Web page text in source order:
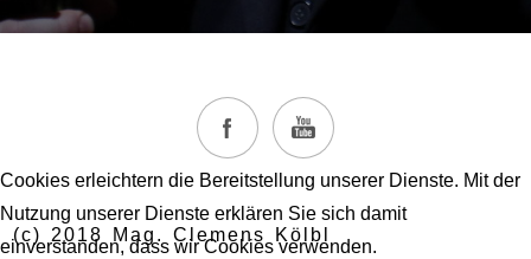
(c) 2018 Mag. Clemens Kölbl
Cookies erleichtern die Bereitstellung unserer Dienste. Mit der
Nutzung unserer Dienste erklären Sie sich damit
einverstanden, dass wir Cookies verwenden.